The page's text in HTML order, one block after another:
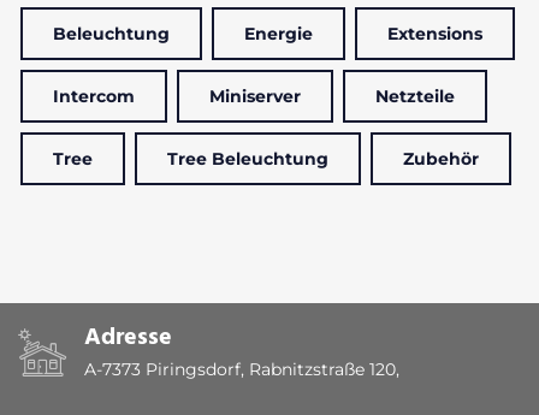
Beleuchtung Energie Extensions
Intercom Miniserver Netzteile
Tree Tree Beleuchtung Zubehör
Adresse
A-7373 Piringsdorf, Rabnitzstraße 120,